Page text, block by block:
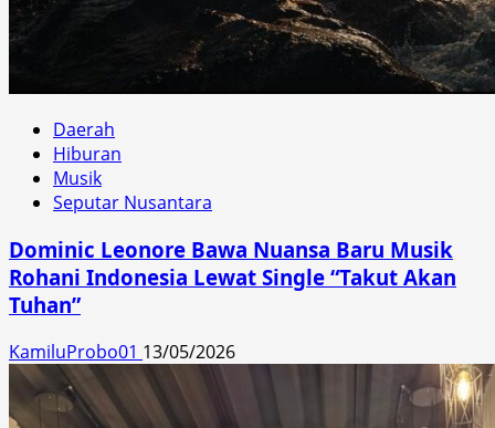
Daerah
Hiburan
Musik
Seputar Nusantara
Dominic Leonore Bawa Nuansa Baru Musik
Rohani Indonesia Lewat Single “Takut Akan
Tuhan”
KamiluProbo01 13/05/2026